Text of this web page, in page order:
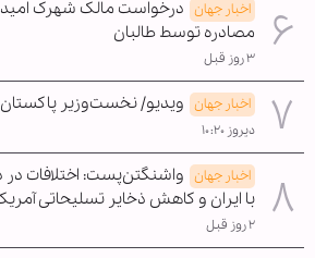
اخبار جهان درخواست مالک شهرک امید
مصادره توسط طالبان
۳ روز قبل
اخبار جهان ویدیو/ نخست‌وزیر پاکستان
دیروز ۱۰:۲۰
اخبار جهان واشنگتن‌پست: اختلافات
با ایران و کاهش ذخایر تسلیحاتی
۲ روز قبل